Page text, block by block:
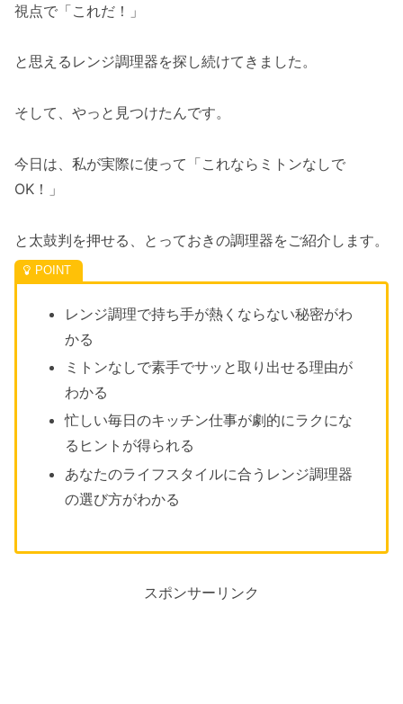
視点で「これだ！」
と思えるレンジ調理器を探し続けてきました。
そして、やっと見つけたんです。
今日は、私が実際に使って「これならミトンなしで
OK！」
と太鼓判を押せる、とっておきの調理器をご紹介します。
レンジ調理で持ち手が熱くならない秘密がわ
かる
ミトンなしで素手でサッと取り出せる理由が
わかる
忙しい毎日のキッチン仕事が劇的にラクにな
るヒントが得られる
あなたのライフスタイルに合うレンジ調理器
の選び方がわかる
スポンサーリンク